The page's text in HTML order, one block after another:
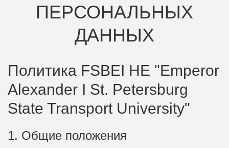
ПЕРСОНАЛЬНЫХ
ДАННЫХ
Политика FSBEI HE "Emperor
Alexander I St. Petersburg
State Transport University"
1. Общие положения